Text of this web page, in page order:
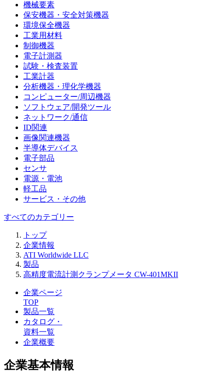
機械要素
保安機器・安全対策機器
環境保全機器
工業用材料
制御機器
電子計測器
試験・検査装置
工業計器
分析機器・理化学機器
コンピューター/周辺機器
ソフトウェア/開発ツール
ネットワーク/通信
ID関連
画像関連機器
半導体デバイス
電子部品
センサ
電源・電池
軽工品
サービス・その他
すべてのカテゴリー
トップ
企業情報
ATI Worldwide LLC
製品
高精度電流計測クランプメータ CW-401MKII
企業ページ
TOP
製品一覧
カタログ・
資料一覧
企業概要
企業基本情報